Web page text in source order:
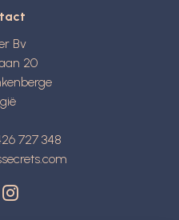
Bv
20
727 348